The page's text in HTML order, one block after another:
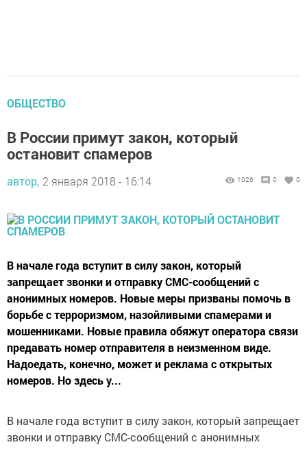
ОБЩЕСТВО
В России примут закон, который
остановит спамеров
автор, 2 января 2018 - 16:14 1026 0 0
В начале года вступит в силу закон, который
запрещает звонки и отправку СМС-сообщений с
анонимных номеров. Новые меры призваны помочь в
борьбе с терроризмом, назойливыми спамерами и
мошенниками. Новые правила обяжут оператора связи
предавать номер отправителя в неизменном виде.
Надоедать, конечно, может и реклама с открытых
номеров. Но здесь у...
В начале года вступит в силу закон, который запрещает
звонки и отправку СМС-сообщений с анонимных